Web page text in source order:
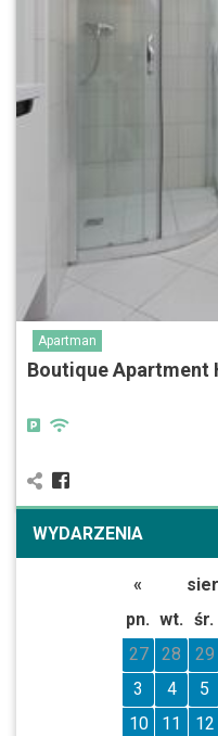
Apartman
Boutique Apartment
WYDARZENIA
«
pn. wt. śr.
27
28 29
3
4 5
10
11 12